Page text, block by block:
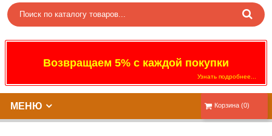
Возвращаем 5% с каждой покупки
Узнать подробнее...
Корзина (0)
МЕНЮ